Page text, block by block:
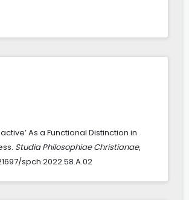
As a Functional Distinction in
Studia Philosophiae Christianae,
spch.2022.58.A.02